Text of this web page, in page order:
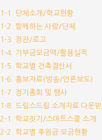
1-1. 단체소개/학교현황
1-2. 함께하는 사람/단체
1-3. 정관/로고
1-4. 기부금모금액/활용실적
1-5. 학교별 건축결산서
1-6. 홍보자료(방송/언론보도)
1-7. 정기총회 및 행사
1-8. 드림스드림 소개자료 다운받
2-1. 학교짓기/스마트스쿨 소개
2-2. 학교별 후원금 모금현황